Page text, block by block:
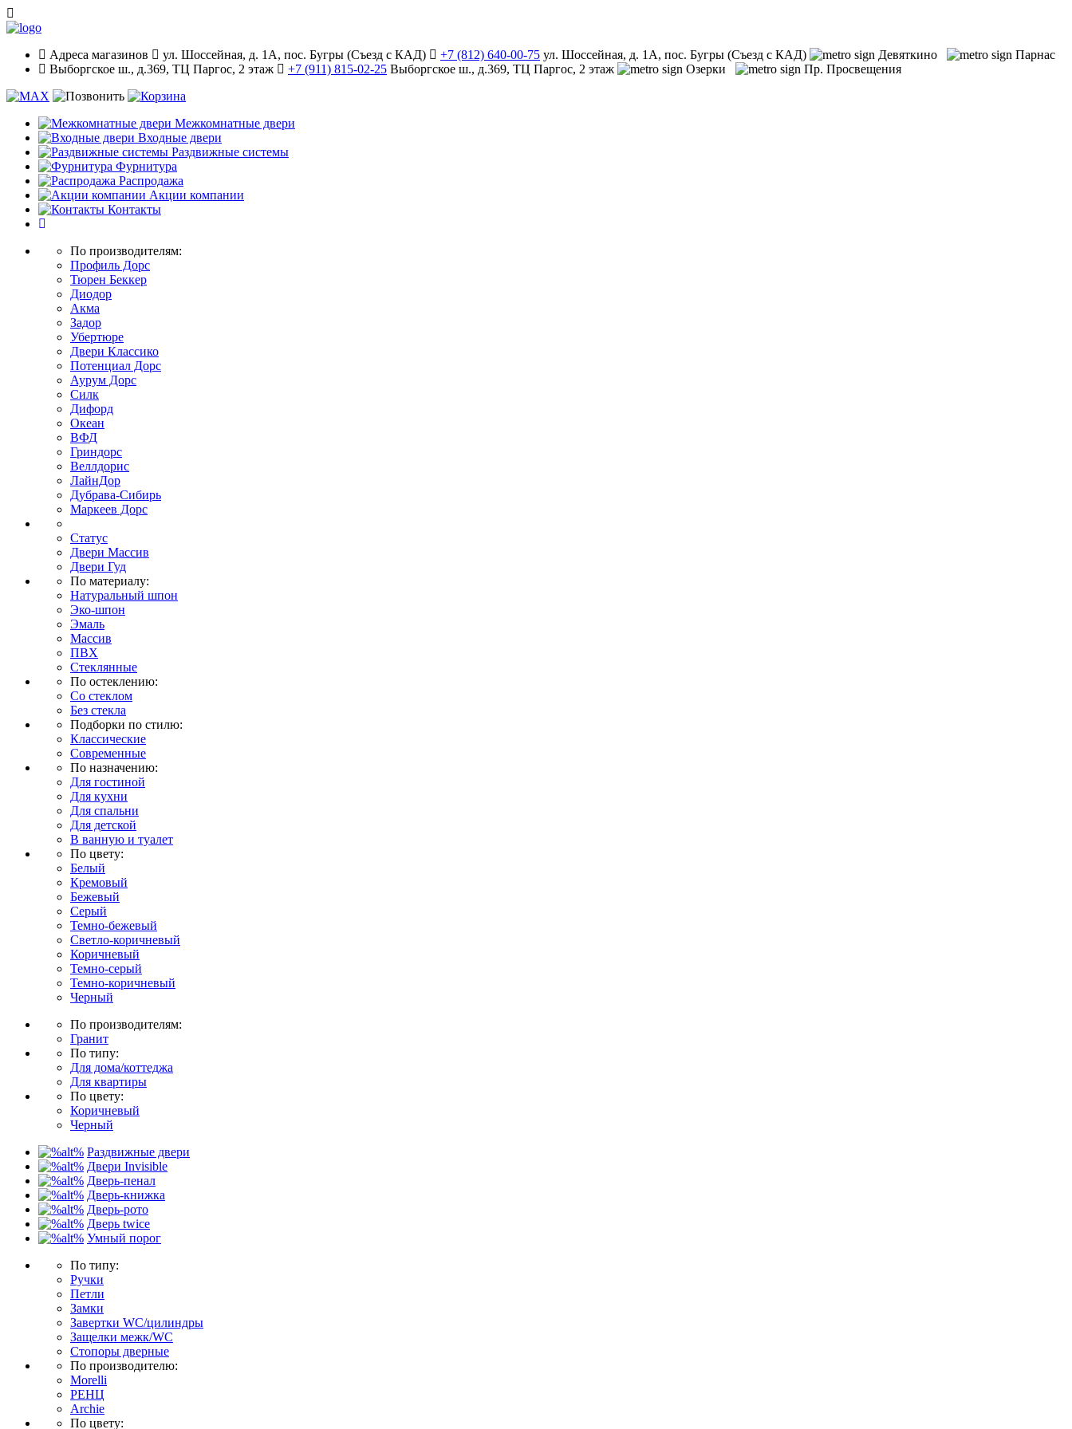
Адреса магазинов ул. Шоссейная, д. 1А, пос. Бугры (Съезд с КАД) +7 (812) 640-00-75 ул. Шоссейная, д. 1А, пос. Бугры (Съезд с КАД) Девяткино
Парнас
Выборгское ш., д.369, ТЦ Паргос, 2 этаж
+7 (911) 815-02-25 Выборгское ш., д.369, ТЦ Паргос, 2 этаж Озерки Пр. Просвещения
Межкомнатные двери
Входные двери
Раздвижные системы
Фурнитура
Распродажа
Акции компании
Контакты
По производителям:
Профиль Дорс
Тюрен Беккер
Диодор
Акма
Задор
Убертюре
Двери Классико
Потенциал Дорс
Аурум Дорс
Силк
Дифорд
Океан
ВФД
Гриндорс
Веллдорис
ЛайнДор
Дубрава-Сибирь
Маркеев Дорс
Статус
Двери Массив
Двери Гуд
По материалу:
Натуральный шпон
Эко-шпон
Эмаль
Массив
ПВХ
Стеклянные
По остеклению:
Со стеклом
Без стекла
Подборки по стилю:
Классические
Современные
По назначению:
Для гостиной
Для кухни
Для спальни
Для детской
В ванную и туалет
По цвету:
Белый
Кремовый
Бежевый
Серый
Темно-бежевый
Светло-коричневый
Коричневый
Темно-серый
Темно-коричневый
Черный
По производителям:
Гранит
По типу:
Для дома/коттеджа
Для квартиры
По цвету:
Коричневый
Черный
Раздвижные двери
Двери Invisible
Дверь-пенал
Дверь-книжка
Дверь-рото
Дверь twice
Умный порог
По типу:
Ручки
Петли
Замки
Завертки WC/цилиндры
Защелки межк/WC
Стопоры дверные
По производителю:
Morelli
РЕНЦ
Archie
По цвету: